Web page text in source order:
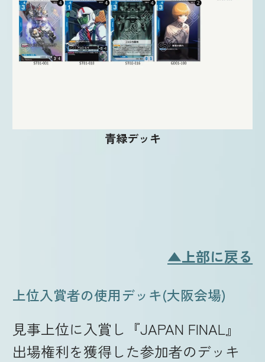
青緑デッキ
▲上部に戻る
上位入賞者の使用デッキ(大阪会場)
見事上位に入賞し『JAPAN FINAL』
出場権利を獲得した参加者のデッキ